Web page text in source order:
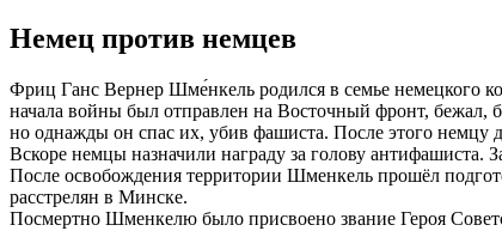
Немец против немцев
Фриц Ганс Вернер Шме́нкель родился в семье немецкого
начала войны был отправлен на Восточный фронт, бежал,
но однажды он спас их, убив фашиста. После этого немцу
Вскоре немцы назначили награду за голову
После освобождения территории Шменкель прошёл
расстрелян в Минске.
Посмертно Шменкелю было присвоено звание Героя